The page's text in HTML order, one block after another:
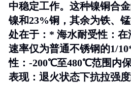
中稳定工作。这种镍铜合
镍和23%铜，其余为铁、
处在于：* 海水耐受性：
速率仅为普通不锈钢的1/
性：-200℃至480℃范围内
表现：退火状态下抗拉强